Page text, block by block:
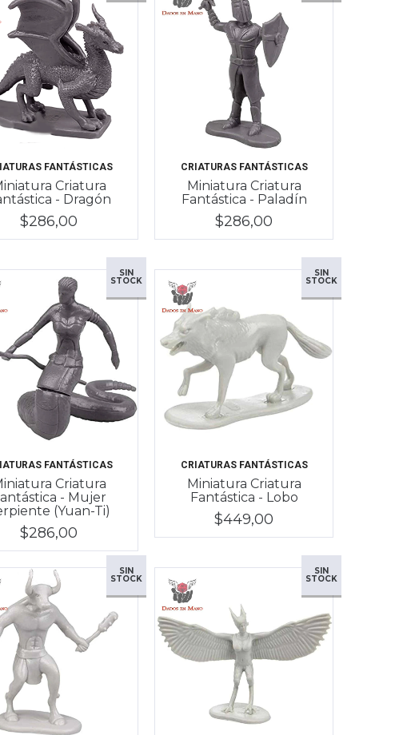
FANTÁSTICAS
Criatura
- Dragón
$286,00
CRIATURAS FANTÁSTICAS
Miniatura Criatura
Fantástica - Paladín
$286,00
SIN
STOCK
FANTÁSTICAS
Criatura
- Mujer
(Yuan-Ti)
$286,00
SIN
STOCK
CRIATURAS FANTÁSTICAS
Miniatura Criatura
Fantástica - Lobo
$449,00
SIN
STOCK
SIN
STOCK